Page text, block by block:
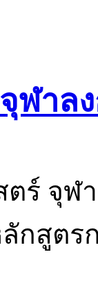
ฬาล
ร์ จุฬ
กสูต